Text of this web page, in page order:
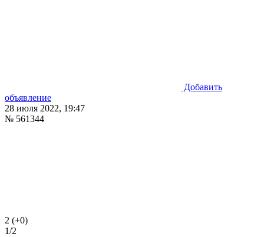
Добавить
объявление
28 июля 2022, 19:47
№ 561344
2 (+0)
1/2